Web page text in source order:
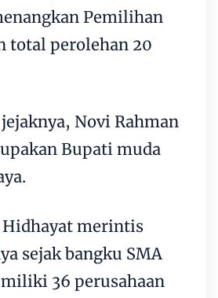
Pemilihan
total perolehan 20
Novi Rahman
Bupati muda
Hidhayat merintis
sejak bangku SMA
36 perusahaan